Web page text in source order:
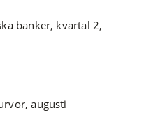
banker, kvartal 2,
augusti